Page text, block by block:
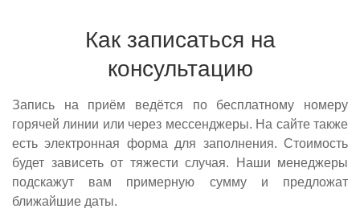
Как записаться на
консультацию
Запись на приём ведётся по бесплатному номеру
горячей линии или через мессенджеры. На сайте также
есть электронная форма для заполнения. Стоимость
будет зависеть от тяжести случая. Наши менеджеры
подскажут вам примерную сумму и предложат
ближайшие даты.